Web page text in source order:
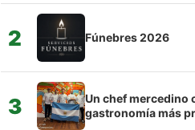
2 Fúnebres 2026
3
Un chef mercedino
gastronomía más